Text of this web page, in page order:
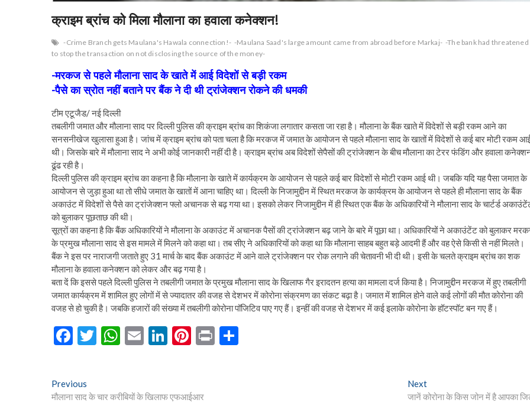
क्राइम ब्रांच को मिला मौलाना का हवाला कनेक्शन!
-Crime Branch gets Maulana's Hawala connection!- -Maulana Saad's large amount came from abroad before Markaj- -The bank had threatened
to stop the transaction on not disclosing the source of the money-
-मरकज से पहले मौलाना साद के खाते में आई विदेशों से बड़ी रकम
-पैसे का स्रोत नहीं बताने पर बैंक ने दी थी ट्रांजेक्शन रोकने की धमकी
टीम एटूजैड/ नई दिल्ली
तबलीगी जमात और मौलाना साद पर दिल्ली पुलिस की क्राइम ब्रांच का शिकंजा लगातार कसता जा रहा है। मौलाना के बैंक खाते में विदेशों से बड़ी रकम आने का
सनसनीखेज खुलासा हुआ है। जांच में क्राइम ब्रांच को पता चला है कि मरकज में जमात के आयोजन से पहले मौलाना साद के खातों में विदेशों से कई बार मोटी रकम
थी। जिसके बारे में मौलाना साद ने अभी कोई जानकारी नहीं दी है। क्राइम ब्रांच अब विदेशों सेपैसों की ट्रांजेक्शन के बीच मौलाना का टेरर फंडिंग और हवाला
ढूंढ रही है।
दिल्ली पुलिस की क्राइम ब्रांच का कहना है कि मौलाना के खाते में कार्यक्रम के आयोजन से पहले कई बार विदेशों से मोटी रकम आई थी। जबकि यदि यह पैसा जमात के
आयोजन से जुड़ा हुआ था तो सीधे जमात के खातों में आना चाहिए था। दिल्ली के निजामुद्दीन में स्थित मरकज के कार्यक्रम के आयोजन से पहले ही मौलाना साद के बैंक
अकाउंट में विदेशों से पैसे का ट्रांजेक्शन फ्लो अचानक से बढ़ गया था। इसको लेकर निजामुद्दीन में ही स्थित एक बैंक के अधिकारियों ने मौलाना साद के चार्टर्ड
को बुलाकर पूछताछ की थी।
सूत्रों का कहना है कि बैंक अधिकारियों ने मौलाना के अकाउंट में अचानक पैसों की ट्रांजेक्शन बढ़ जाने के बारे में पूछा था। अधिकारियों ने अकाउंटेंट को बुलाकर
के प्रमुख मौलाना साद से इस मामले में मिलने को कहा था। तब सीए ने अधिकारियों को कहा था कि मौलाना साहब बहुत बड़े आदमी हैं और वह ऐसे किसी से नहीं मिलते।
बैंक ने इस पर नाराजगी जताते हुए 31 मार्च के बाद बैंक अकाउंट में आने वाले ट्रांजेक्शन पर रोक लगाने की चेतावनी भी दी थी। इसी के चलते क्राइम ब्रांच का शक
मौलाना के हवाला कनेक्शन को लेकर और बढ़ गया है।
बता दें कि इससे पहले दिल्ली पुलिस ने तबलीगी जमात के प्रमुख मौलाना साद के खिलाफ गैर इरादतन हत्या का मामला दर्ज किया है। निजामुद्दीन मरकज में हुए तबलीगी
जमात कार्यक्रम में शामिल हुए लोगों में से ज्यादातर की वजह से देशभर में कोरोना संक्रमण का संकट बढ़ा है। जमात में शामिल होने वाले कई लोगों की मौत कोरोना की
वजह से हो चुकी है। जबकि हजारों की संख्या में तबलीगी कोरोना पॉजिटिव पाए गए हैं। इन्हीं की वजह से देशभर में कई इलाके कोरोना के हॉटस्पॉट बन गए हैं।
F
b
T
er
W
s
E
l
Li
dI
Pi
es
Pr
Post
Previous
post:
मौलाना साद के चार करीबियों के खिलाफ एफआईआर
NextNext
post:
जानें कोरोना के किस जोन में है आपका